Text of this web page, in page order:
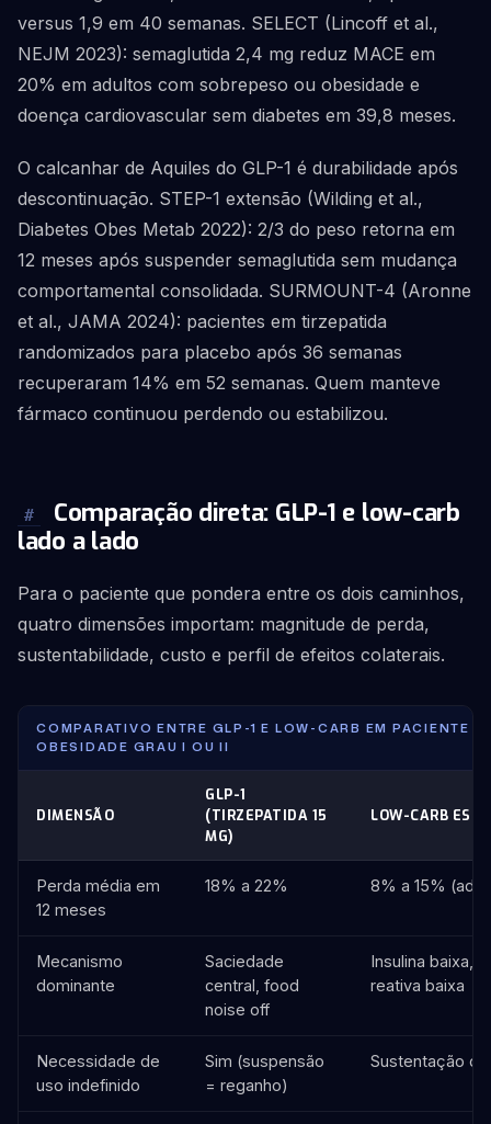
versus 1,9 em 40 semanas. SELECT (Lincoff et al.,
NEJM 2023): semaglutida 2,4 mg reduz MACE em
20% em adultos com sobrepeso ou obesidade e
doença cardiovascular sem diabetes em 39,8 meses.
O calcanhar de Aquiles do GLP-1 é durabilidade após
descontinuação. STEP-1 extensão (Wilding et al.,
Diabetes Obes Metab 2022): 2/3 do peso retorna em
12 meses após suspender semaglutida sem mudança
comportamental consolidada. SURMOUNT-4 (Aronne
et al., JAMA 2024): pacientes em tirzepatida
randomizados para placebo após 36 semanas
recuperaram 14% em 52 semanas. Quem manteve
fármaco continuou perdendo ou estabilizou.
#
Comparação direta: GLP-1 e low-carb
lado a lado
Para o paciente que pondera entre os dois caminhos,
quatro dimensões importam: magnitude de perda,
sustentabilidade, custo e perfil de efeitos colaterais.
COMPARATIVO ENTRE GLP-1 E LOW-CARB EM PACIENTE
OBESIDADE GRAU I OU II
DIMENSÃO
GLP-1
(TIRZEPATIDA 15
MG)
LOW-CARB
Perda média em
12 meses
18% a 22% 8% a 15%
Mecanismo
dominante
Saciedade
central, food
noise off
Insulina baixa,
reativa baixa
Necessidade de
uso indefinido
Sim (suspensão
= reganho)
Sustentação